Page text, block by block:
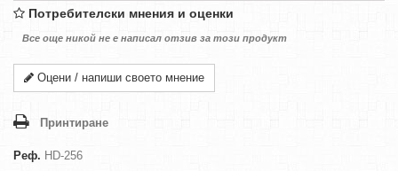
Потребителски мнения и оценки
Все още никой не е написал отзив за този продукт
Оцени / напиши своето мнение
Принтиране
Реф. HD-256